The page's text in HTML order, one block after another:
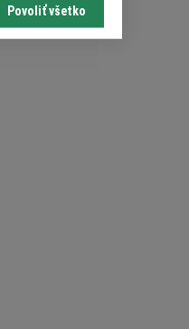
Povoliť všetko